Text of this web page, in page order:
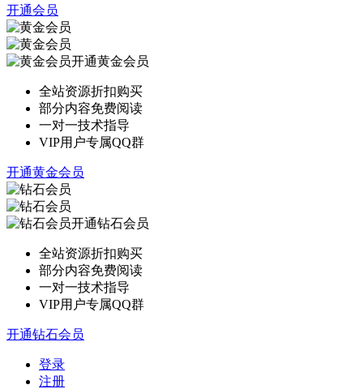
开通会员
开通黄金会员
全站资源折扣购买
部分内容免费阅读
一对一技术指导
VIP用户专属QQ群
开通黄金会员
开通钻石会员
全站资源折扣购买
部分内容免费阅读
一对一技术指导
VIP用户专属QQ群
开通钻石会员
登录
注册